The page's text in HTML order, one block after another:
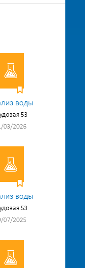
воды
53
03/2026
воды
53
07/2025